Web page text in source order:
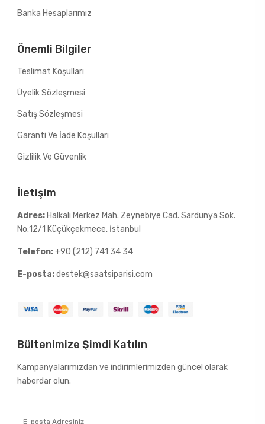
Banka Hesaplarımız
Önemli Bilgiler
Teslimat Koşulları
Üyelik Sözleşmesi
Satış Sözleşmesi
Garanti Ve İade Koşulları
Gizlilik Ve Güvenlik
İletişim
Adres:Halkalı Merkez Mah. Zeynebiye Cad. Sardunya Sok.
No:12/1 Küçükçekmece, İstanbul
Telefon:+90 (212) 741 34 34
E-posta:destek@saatsiparisi.com
Bültenimize Şimdi Katılın
Kampanyalarımızdan ve indirimlerimizden güncel olarak
haberdar olun.